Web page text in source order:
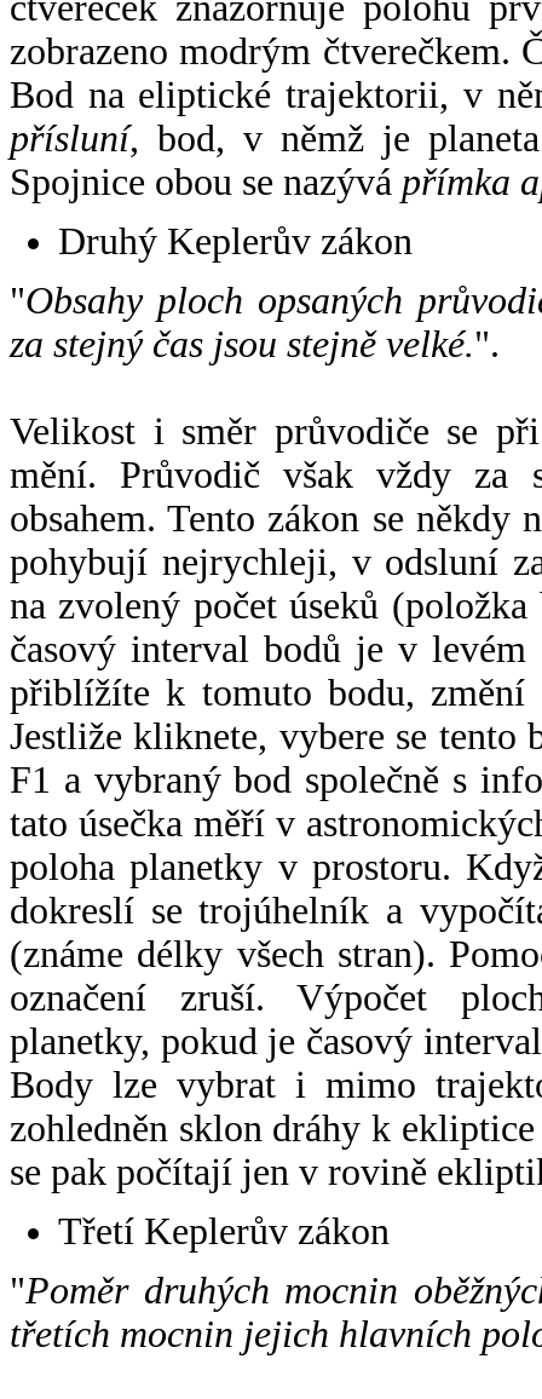
zobrazeno modrým čtverečkem.
Bod na eliptické trajektorii, v
přísluní, bod, v němž je
Spojnice obou se nazývá přímka
Druhý Keplerův zákon
"Obsahy ploch opsaných
za stejný čas jsou stejně velké.".
Velikost i směr průvodiče se
mění. Průvodič však vždy za
obsahem. Tento zákon se někdy
pohybují nejrychleji, v odsluní
na zvolený počet úseků
časový interval bodů je v
přiblížíte k tomuto bodu,
Jestliže kliknete, vybere se tento
F1 a vybraný bod společně s
tato úsečka měří v
poloha planetky v prostoru.
dokreslí se trojúhelník a
(známe délky všech stran).
označení zruší. Výpočet
planetky, pokud je časový
Body lze vybrat i mimo
zohledněn sklon dráhy k
se pak počítají jen v rovině
Třetí Keplerův zákon
"Poměr druhých mocnin
třetích mocnin jejich hlavních